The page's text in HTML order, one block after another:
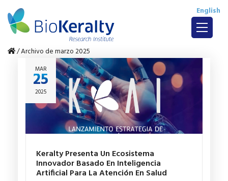
English
/Archivo de marzo 2025
MAR
25
2025
Keralty Presenta Un Ecosistema
Innovador Basado En Inteligencia
Artificial Para La Atención En Salud